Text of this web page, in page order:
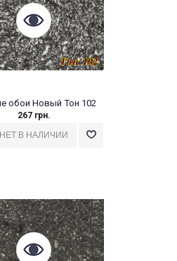
обои Новый Тон 102
267 грн.